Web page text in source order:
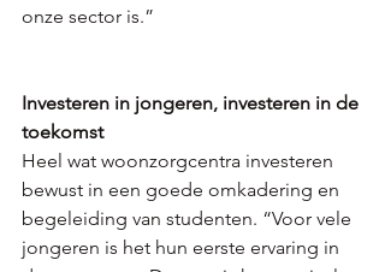
onze sector is.”
Investeren in jongeren, investeren in de
toekomst
Heel wat woonzorgcentra investeren
bewust in een goede omkadering en
begeleiding van studenten. “Voor vele
jongeren is het hun eerste ervaring in